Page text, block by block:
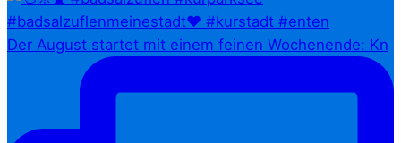
Der August startet mit einem feinen Wochenende: Kn